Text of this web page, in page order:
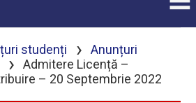
studenți ›
Anunțuri
›
Admitere Licență –
– 20 Septembrie 2022